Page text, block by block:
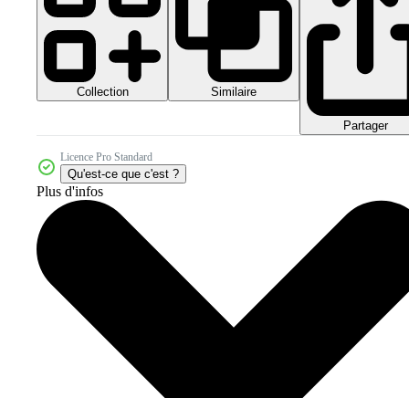
Collection Similaire
Partager
Licence Pro Standard
Qu'est-ce que c'est ?
Plus d'infos